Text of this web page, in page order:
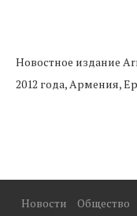
Новостное издание
2012 года, Армения,
Новости Общество